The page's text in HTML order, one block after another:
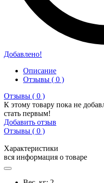
Добавлено!
Описание
Отзывы ( 0 )
Отзывы ( 0 )
К этому товару пока не
стать первым!
Добавить отзыв
Отзывы ( 0 )
Характеристики
вся информация о товаре